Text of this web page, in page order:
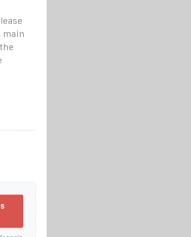
main